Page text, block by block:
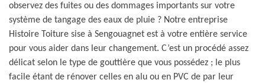
observez des fuites ou des dommages importants sur votre
système de tangage des eaux de pluie ? Notre entreprise
Histoire Toiture sise à Sengouagnet est à votre entière service
pour vous aider dans leur changement. C’est un procédé assez
délicat selon le type de gouttière que vous possédez ; le plus
facile étant de rénover celles en alu ou en PVC de par leur